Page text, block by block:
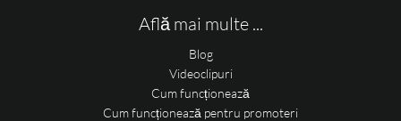
Află mai multe ...
Blog
Videoclipuri
Cum funcționează
Cum funcționează pentru promoteri